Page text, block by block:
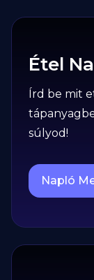
Étel
Írd be mit
súlyod!
Napló